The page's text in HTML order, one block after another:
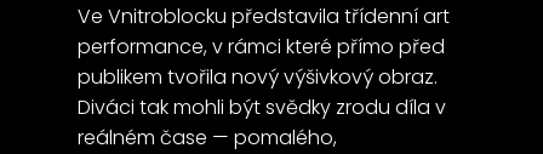
Ve Vnitroblocku představila třídenní art
performance, v rámci které přímo před
publikem tvořila nový výšivkový obraz.
Diváci tak mohli být svědky zrodu díla v
reálném čase — pomalého,